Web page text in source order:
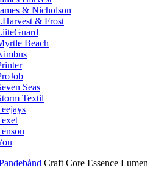
& Nicholson
& Frost
Beach
Seas
Textil
Craft Core Essence Lumen